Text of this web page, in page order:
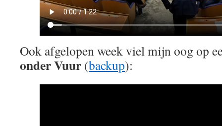
Ook afgelopen week viel mijn oog op
onder Vuur (backup):